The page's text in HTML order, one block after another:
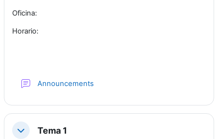
Oficina:
Horario:
Announcements
CollapseTema 1